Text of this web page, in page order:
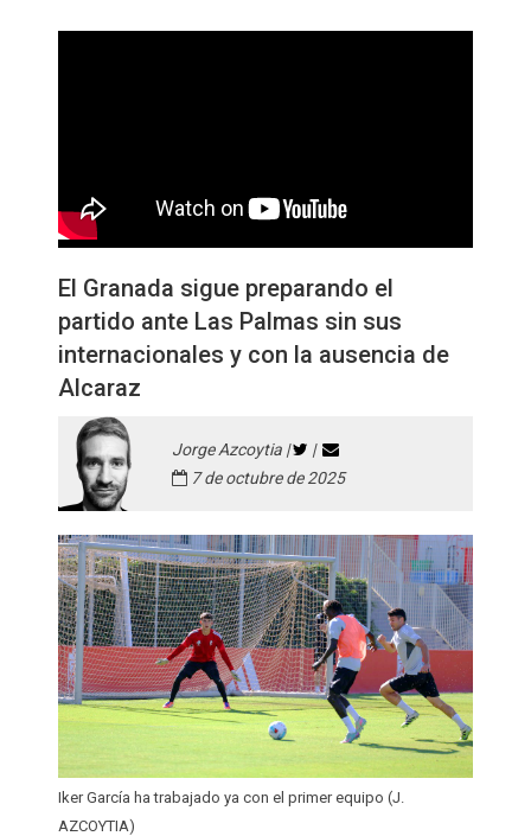
El Granada sigue preparando el
partido ante Las Palmas sin sus
internacionales y con la ausencia de
Alcaraz
Jorge Azcoytia |
|
7 de octubre de 2025
Iker García ha trabajado ya con el primer equipo (J.
AZCOYTIA)